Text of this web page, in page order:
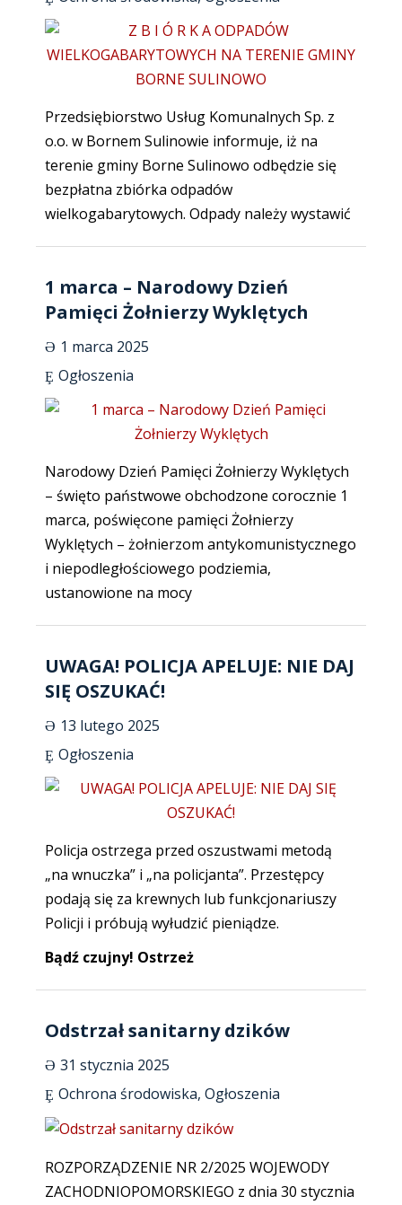
Przedsiębiorstwo Usług Komunalnych Sp. z
o.o. w Bornem Sulinowie informuje, iż na
terenie gminy Borne Sulinowo odbędzie się
bezpłatna zbiórka odpadów
wielkogabarytowych. Odpady należy wystawić
1 marca – Narodowy Dzień
Pamięci Żołnierzy Wyklętych
1 marca 2025
Ogłoszenia
Narodowy Dzień Pamięci Żołnierzy Wyklętych
– święto państwowe obchodzone corocznie 1
marca, poświęcone pamięci Żołnierzy
Wyklętych – żołnierzom antykomunistycznego
i niepodległościowego podziemia,
ustanowione na mocy
UWAGA! POLICJA APELUJE: NIE DAJ
SIĘ OSZUKAĆ!
13 lutego 2025
Ogłoszenia
Policja ostrzega przed oszustwami metodą
„na wnuczka” i „na policjanta”. Przestępcy
podają się za krewnych lub funkcjonariuszy
Policji i próbują wyłudzić pieniądze.
Bądź czujny! Ostrzeż
Odstrzał sanitarny dzików
31 stycznia 2025
Ochrona środowiska, Ogłoszenia
ROZPORZĄDZENIE NR 2/2025 WOJEWODY
ZACHODNIOPOMORSKIEGO z dnia 30 stycznia